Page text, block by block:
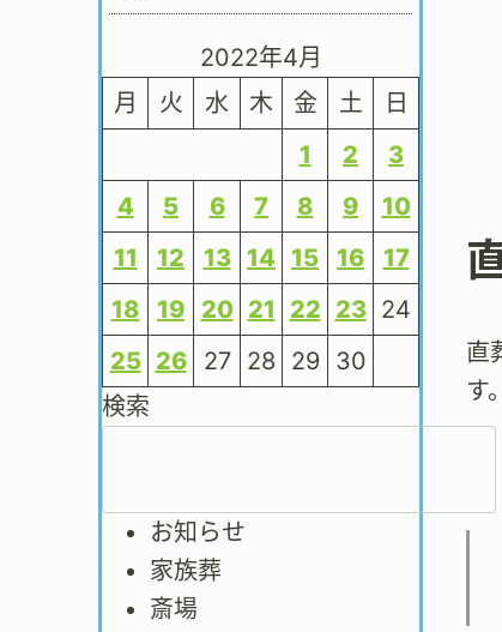
2022年4月
月
火 水 木 金 土
日
1
2
3
4
5 6 7 8 9
10
11
12 13 14 15 16
17
18
19 20 21 22 23 24
25 26 27 28 29 30
検索
お知らせ
家族葬
斎場
直
す。